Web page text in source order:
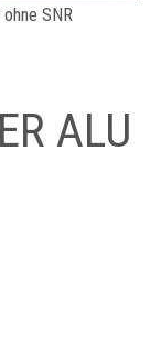
SNR
ALU